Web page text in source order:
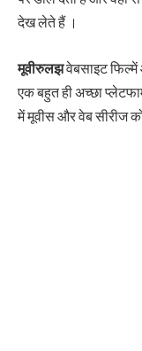
देख लेते हैं ।
मूवीरुलझवेबसाइट फिल्में
एक बहुत ही अच्छा
में मूवीस और वेब सीरीज